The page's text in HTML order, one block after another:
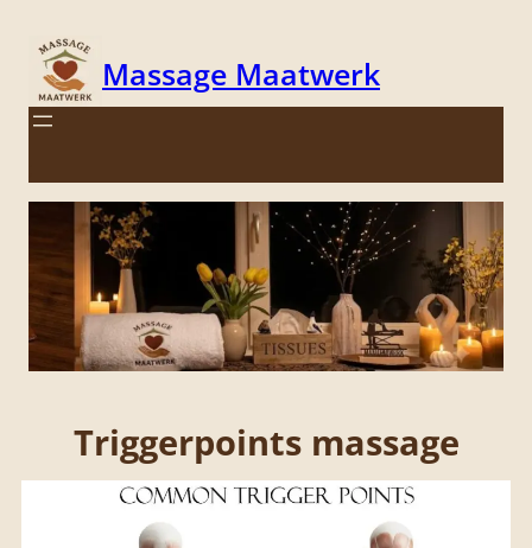
Massage Maatwerk
Triggerpoints massage